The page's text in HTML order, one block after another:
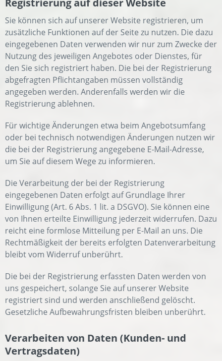
Registrierung auf dieser Website
Sie können sich auf unserer Website registrieren, um
zusätzliche Funktionen auf der Seite zu nutzen. Die dazu
eingegebenen Daten verwenden wir nur zum Zwecke der
Nutzung des jeweiligen Angebotes oder Dienstes, für
den Sie sich registriert haben. Die bei der Registrierung
abgefragten Pflichtangaben müssen vollständig
angegeben werden. Anderenfalls werden wir die
Registrierung ablehnen.
Für wichtige Änderungen etwa beim Angebotsumfang
oder bei technisch notwendigen Änderungen nutzen wir
die bei der Registrierung angegebene E-Mail-Adresse,
um Sie auf diesem Wege zu informieren.
Die Verarbeitung der bei der Registrierung
eingegebenen Daten erfolgt auf Grundlage Ihrer
Einwilligung (Art. 6 Abs. 1 lit. a DSGVO). Sie können eine
von Ihnen erteilte Einwilligung jederzeit widerrufen. Dazu
reicht eine formlose Mitteilung per E-Mail an uns. Die
Rechtmäßigkeit der bereits erfolgten Datenverarbeitung
bleibt vom Widerruf unberührt.
Die bei der Registrierung erfassten Daten werden von
uns gespeichert, solange Sie auf unserer Website
registriert sind und werden anschließend gelöscht.
Gesetzliche Aufbewahrungsfristen bleiben unberührt.
Verarbeiten von Daten (Kunden- und
Vertragsdaten)